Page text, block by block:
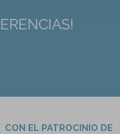
CON EL PATROCINIO DE